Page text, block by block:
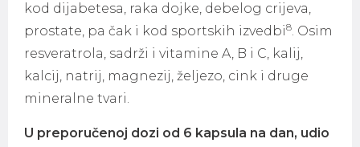
kod dijabetesa, raka dojke, debelog crijeva,
prostate, pa čak i kod sportskih izvedbi8. Osim
resveratrola, sadrži i vitamine A, B i C, kalij,
kalcij, natrij, magnezij, željezo, cink i druge
mineralne tvari.
U preporučenoj dozi od 6 kapsula na dan, udio